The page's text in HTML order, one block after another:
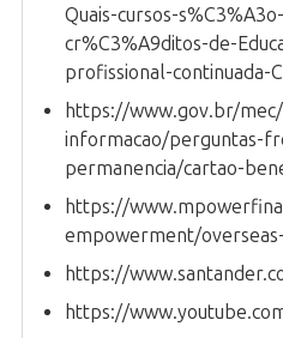
Quais-cursos-
cr%C3%A9ditos-de-
profissional-continuada-
https://www.gov.br/
informacao/perguntas-
permanencia/cartao-
https://
empowerment/
https://
https://